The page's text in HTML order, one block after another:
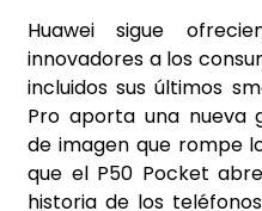
Huawei sigue
innovadores a los
incluidos sus últimos
Pro aporta una nueva
de imagen que rompe
que el P50 Pocket
historia de los